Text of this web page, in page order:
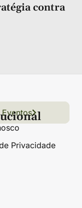
contra
Grãos
Hortifrúti
Eventos
Privacidade